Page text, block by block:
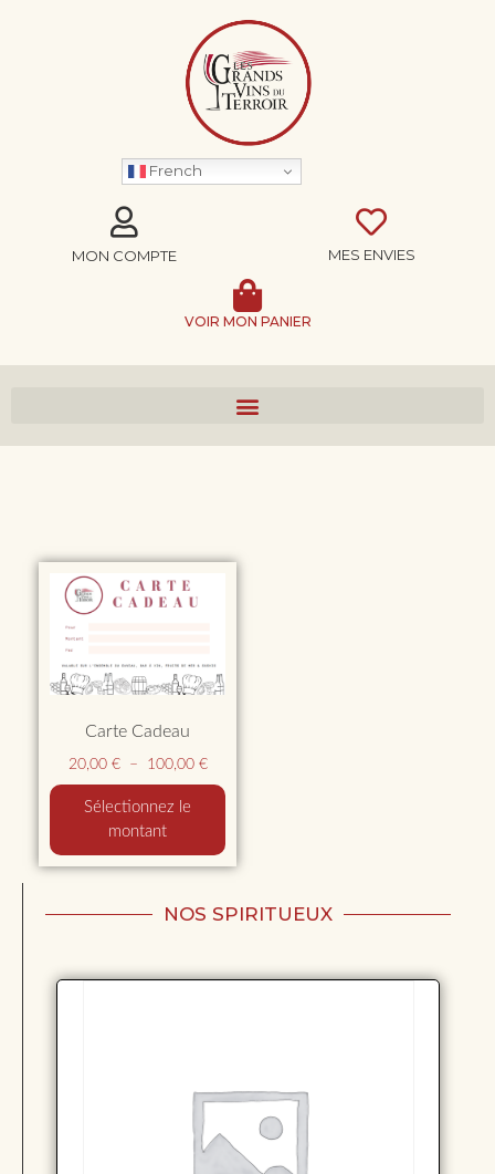
French
MON COMPTE MES ENVIES
VOIR MON PANIER
Carte Cadeau
20,00 € – 100,00 €
Sélectionnez le
montant
NOS SPIRITUEUX